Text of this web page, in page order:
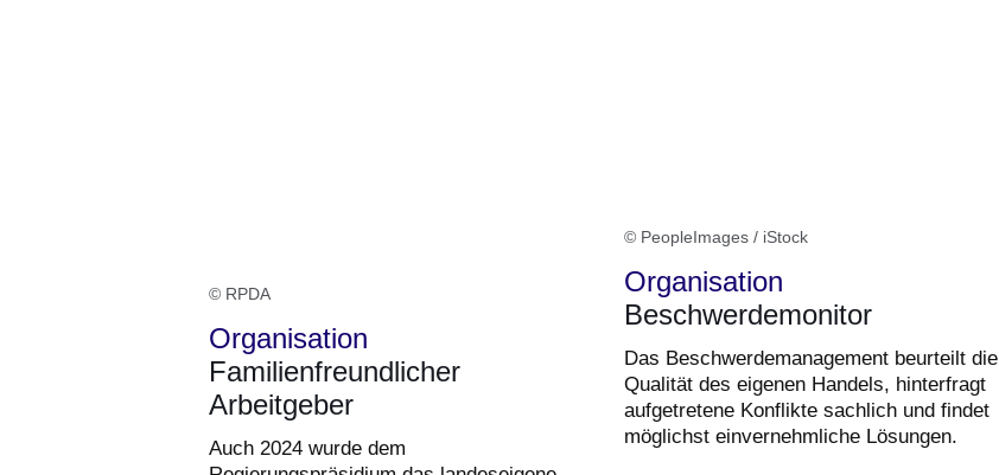
© RPDA
Organisation
Familienfreundlicher
Arbeitgeber
Auch 2024 wurde dem
© PeopleImages / iStock
Organisation
Beschwerdemonitor
Das Beschwerdemanagement beurteilt die
Qualität des eigenen Handels, hinterfragt
aufgetretene Konflikte sachlich und findet
möglichst einvernehmliche Lösungen.